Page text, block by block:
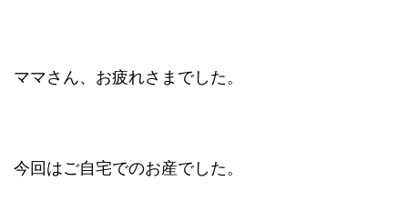
ママさん、お疲れさまでした。
今回はご自宅でのお産でした。